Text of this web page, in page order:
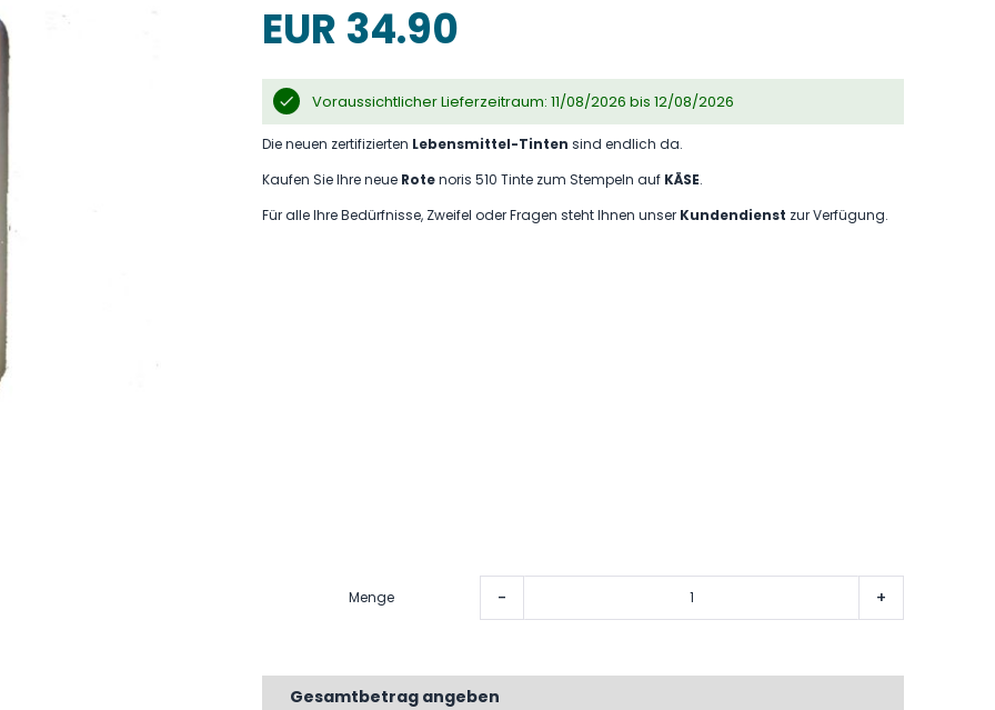
EUR 34.90
Voraussichtlicher Lieferzeitraum: 11/08/2026 bis 12/08/2026
Die neuen zertifizierten Lebensmittel-Tinten sind endlich da.
Kaufen Sie Ihre neue Rotenoris 510 Tinte zum Stempeln auf KÄSE.
Für alle Ihre Bedürfnisse, Zweifel oder Fragen steht Ihnen unser Kundendienst zur Verfügung.
Menge - +
Gesamtbetrag angeben